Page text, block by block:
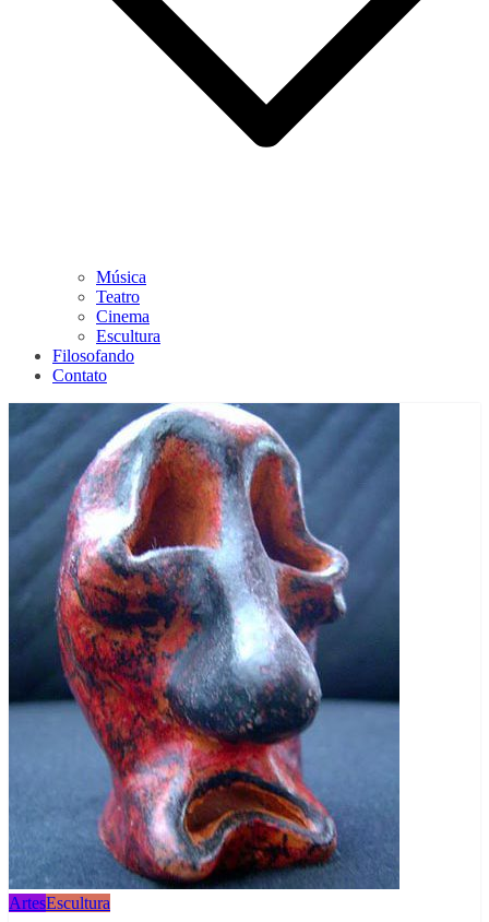
Música
Teatro
Cinema
Escultura
Filosofando
Contato
ArtesEscultura